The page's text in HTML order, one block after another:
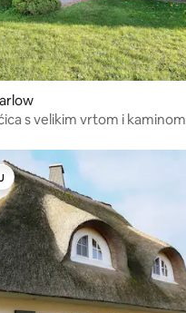
s velikim vrtom i kaminom